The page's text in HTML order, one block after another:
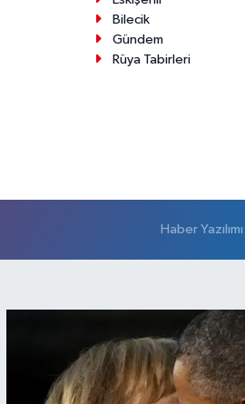
Bilecik
Gündem
Rüya Tabirleri
Haber Yazılımı: